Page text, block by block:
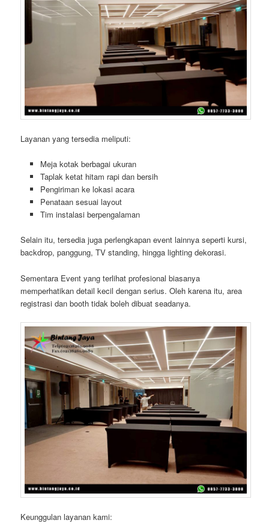
Layanan yang tersedia meliputi:
Meja kotak berbagai ukuran
Taplak ketat hitam rapi dan bersih
Pengiriman ke lokasi acara
Penataan sesuai layout
Tim instalasi berpengalaman
Selain itu, tersedia juga perlengkapan event lainnya seperti kursi,
backdrop, panggung, TV standing, hingga lighting dekorasi.
Sementara Event yang terlihat profesional biasanya
memperhatikan detail kecil dengan serius. Oleh karena itu, area
registrasi dan booth tidak boleh dibuat seadanya.
Keunggulan layanan kami: